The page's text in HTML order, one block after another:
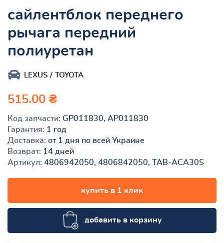
сайлентблок переднего
рычага передний
полиуретан
LEXUS TOYOTA
515.00 ₴
Код запчасти: GP011830, AP011830
Гарантия: 1 год
Доставка: от 1 дня по всей Украине
Возврат: 14 дней
Артикул: 4806942050, 4806842050, TAB-ACA30S
купить в 1 клик
добавить в корзину